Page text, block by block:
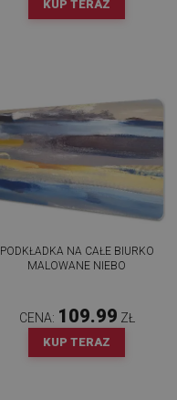
KUP TERAZ
PODKŁADKA NA CAŁE BIURKO
MALOWANE NIEBO
CENA: 109.99 ZŁ
KUP TERAZ